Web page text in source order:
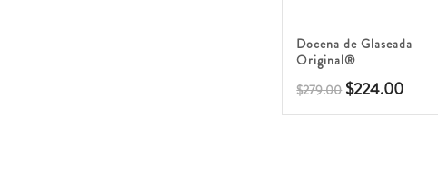
Docena de Glaseada
Original®
$279.00 $224.00